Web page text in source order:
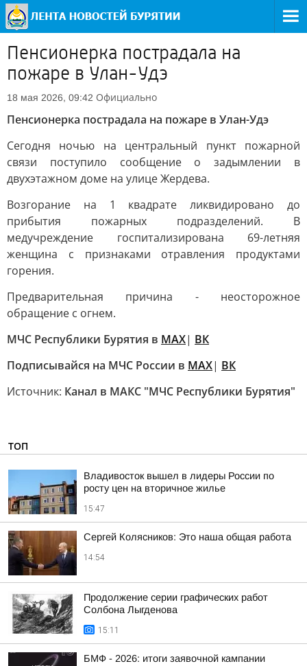
Пенсионерка пострадала на
пожаре в Улан-Удэ
18 мая 2026, 09:42 Официально
Пенсионерка пострадала на пожаре в Улан-Удэ
Сегодня ночью на центральный пункт пожарной
связи поступило сообщение о задымлении в
двухэтажном доме на улице Жердева.
Возгорание на 1 квадрате ликвидировано до
прибытия пожарных подразделений. В
медучреждение госпитализирована 69-летняя
женщина с признаками отравления продуктами
горения.
Предварительная причина - неосторожное
обращение с огнем.
МЧС Республики Бурятия в МАХ| ВК
Подписывайся на МЧС России в МАХ| ВК
Источник: Канал в МАКС "МЧС Республики Бурятия"
ТОП
Владивосток вышел в лидеры России по
росту цен на вторичное жилье
15:47
Сергей Колясников: Это наша общая работа
14:54
Продолжение серии графических работ
Солбона Лыгденова
15:11
БМФ - 2026: итоги заявочной кампании